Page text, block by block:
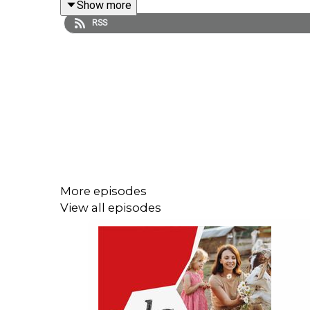
La Story est un podcast des « Echos »
Show more
RSS
More episodes
View all episodes